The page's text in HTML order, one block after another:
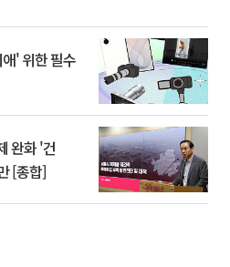
' 위한 필수
완화 '건
[종합]